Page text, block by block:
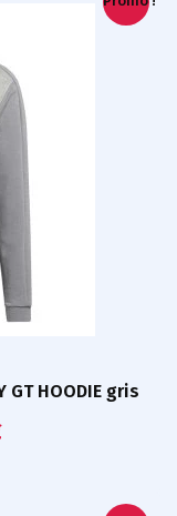
GT HOODIE gris